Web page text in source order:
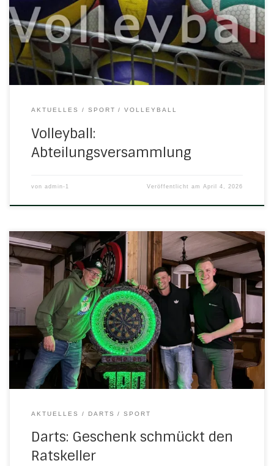
Johannes Aßmann, Julian Baum, Achim Wilutzky, Sören
Audenrieth, Sebastian Adam; an den Ehrenvorsitzenden
Gerhard Biehl; an die Mitglieder des Ältestenrates E i n l a d
u n g […]
AKTUELLES SPORT VOLLEYBALL
Volleyball:
Abteilungsversammlung
von admin-1 Veröffentlicht amApril 4, 2026
Die Dartabteilung des TSV Herleshausen durfte sich
kürzlich über ein außergewöhnliches Geschenk freuen,
das nun einen besonderen Platz im Ratskeller gefunden
hat. Daniel Asbrand, der zwar nicht aktiv am Spielbetrieb
teilnimmt, aber regelmäßig beim Training dabei ist, die
Spiele verfolgt und ohnehin als echter Freund des Hauses
gilt, hat in […]
AKTUELLES DARTS SPORT
Darts: Geschenk schmückt den
Ratskeller